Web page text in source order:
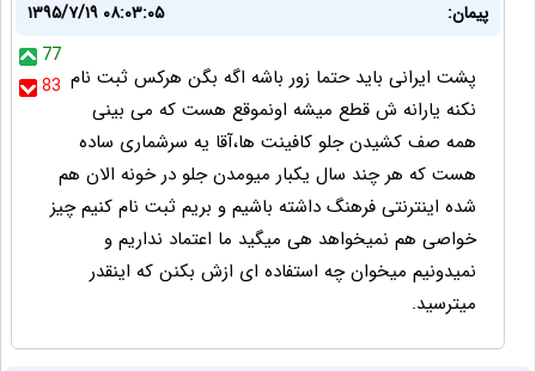
پیمان:
۱۳۹۵/۷/۱۹ ۰۸:۰۳:۰۵
77
83 پشت ایرانی باید حتما زور باشه اگه بگن هرکس ثبت نام
نکنه یارانه ش قطع میشه اونموقع هست که می بینی
همه صف کشیدن جلو کافینت ها،آقا یه سرشماری ساده
هست که هر چند سال یکبار میومدن جلو در خونه الان هم
شده اینترنتی فرهنگ داشته باشیم و بریم ثبت نام کنیم چیز
خواصی هم نمیخواهد هی میگید ما اعتماد نداریم و
نمیدونیم میخوان چه استفاده ای ازش بکنن که اینقدر
میترسید.